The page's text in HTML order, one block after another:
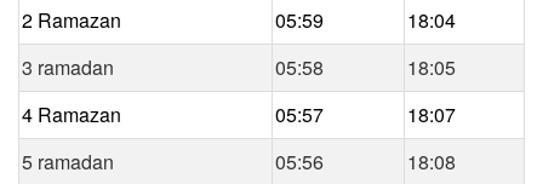
2 Ramazan
05:59
18:04
3 ramadan
05:58
18:05
4 Ramazan
05:57
18:07
5 ramadan
05:56
18:08